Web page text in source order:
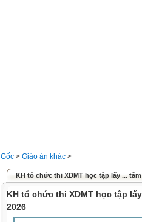
Gốc > Giáo án khác >
KH tổ chức thi XDMT học tập lấy ... tâm
KH tổ chức thi XDMT học tập
2026